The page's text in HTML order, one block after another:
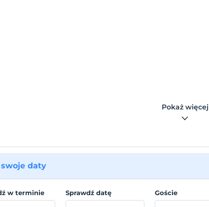
Pokaż więcej
daty
w terminie Sprawdź datę Goście